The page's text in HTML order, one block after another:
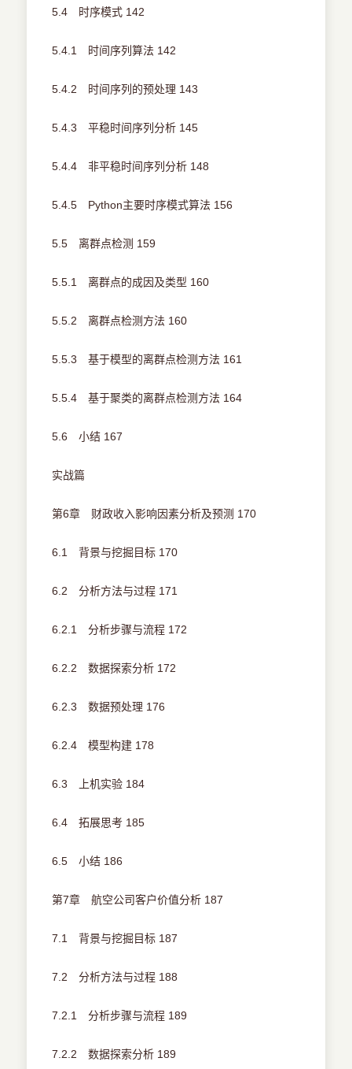
5.4 时序模式 142
5.4.1 时间序列算法 142
5.4.2 时间序列的预处理 143
5.4.3 平稳时间序列分析 145
5.4.4 非平稳时间序列分析 148
5.4.5 Python主要时序模式算法 156
5.5 离群点检测 159
5.5.1 离群点的成因及类型 160
5.5.2 离群点检测方法 160
5.5.3 基于模型的离群点检测方法 161
5.5.4 基于聚类的离群点检测方法 164
5.6 小结 167
实战篇
第6章 财政收入影响因素分析及预测 170
6.1 背景与挖掘目标 170
6.2 分析方法与过程 171
6.2.1 分析步骤与流程 172
6.2.2 数据探索分析 172
6.2.3 数据预处理 176
6.2.4 模型构建 178
6.3 上机实验 184
6.4 拓展思考 185
6.5 小结 186
第7章 航空公司客户价值分析 187
7.1 背景与挖掘目标 187
7.2 分析方法与过程 188
7.2.1 分析步骤与流程 189
7.2.2 数据探索分析 189